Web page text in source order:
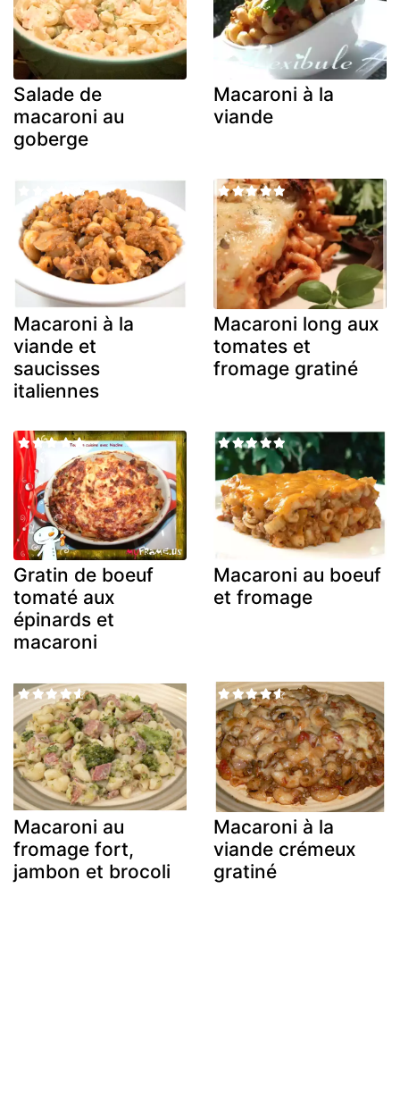
Salade de
macaroni au
goberge
Macaroni à la
viande
Macaroni à la
viande et
saucisses
italiennes
Macaroni long aux
tomates et
fromage gratiné
Gratin de boeuf
tomaté aux
épinards et
macaroni
Macaroni au boeuf
et fromage
Macaroni au
fromage fort,
jambon et brocoli
Macaroni à la
viande crémeux
gratiné